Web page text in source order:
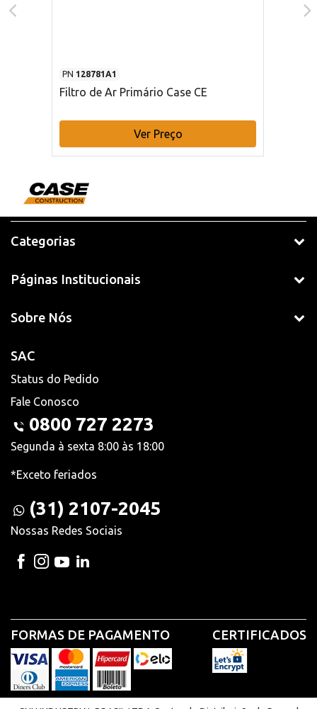
PN 128781A1
Filtro de Ar Primário Case CE
Ver Preço
Categorias
Páginas Institucionais
Sobre Nós
SAC
Status do Pedido
Fale Conosco
0800 727 2273
Segunda à sexta 8:00 às 18:00
*Exceto feriados
(31) 2107-2045
Nossas Redes Sociais
FORMAS DE PAGAMENTO CERTIFICADOS